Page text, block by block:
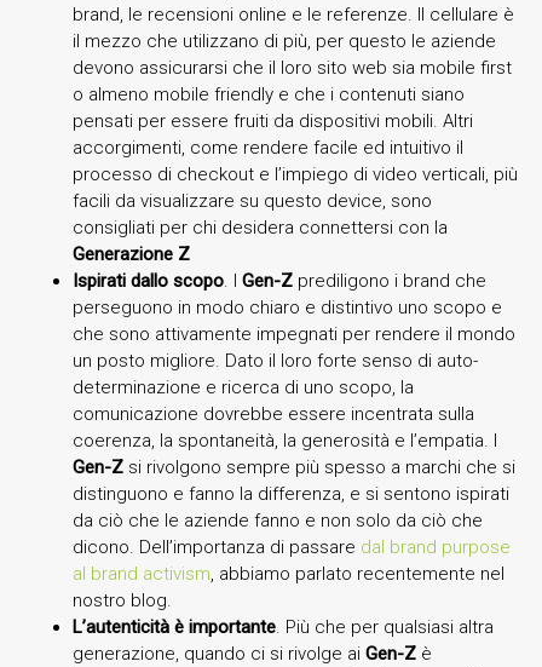
brand, le recensioni online e le referenze. Il cellulare è
il mezzo che utilizzano di più, per questo le aziende
devono assicurarsi che il loro sito web sia mobile first
o almeno mobile friendly e che i contenuti siano
pensati per essere fruiti da dispositivi mobili. Altri
accorgimenti, come rendere facile ed intuitivo il
processo di checkout e l’impiego di video verticali, più
facili da visualizzare su questo device, sono
consigliati per chi desidera connettersi con la
Generazione Z
Ispirati dallo scopo. I Gen-Z prediligono i brand che
perseguono in modo chiaro e distintivo uno scopo e
che sono attivamente impegnati per rendere il mondo
un posto migliore. Dato il loro forte senso di auto-
determinazione e ricerca di uno scopo, la
comunicazione dovrebbe essere incentrata sulla
coerenza, la spontaneità, la generosità e l’empatia. I
Gen-Z si rivolgono sempre più spesso a marchi che si
distinguono e fanno la differenza, e si sentono ispirati
da ciò che le aziende fanno e non solo da ciò che
dicono. Dell’importanza di passare dal brand purpose
al brand activism, abbiamo parlato recentemente nel
nostro blog.
L’autenticità è importante. Più che per qualsiasi altra
generazione, quando ci si rivolge ai Gen-Z è